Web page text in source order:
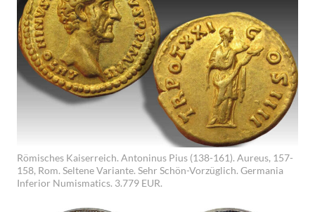
Römisches Kaiserreich. Antoninus Pius (138-161). Aureus, 157-
158, Rom. Seltene Variante. Sehr Schön-Vorzüglich. Germania
Inferior Numismatics. 3.779 EUR.